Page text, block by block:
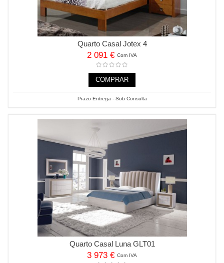
Quarto Casal Jotex 4
2 091 € Com IVA
COMPRAR
Prazo Entrega - Sob Consulta
Quarto Casal Luna GLT01
3 973 € Com IVA